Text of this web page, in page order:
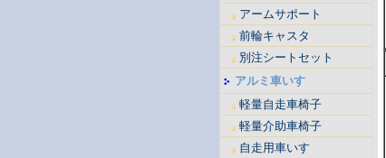
アームサポート
前輪キャスタ
別注シートセット
アルミ車いす
軽量自走車椅子
軽量介助車椅子
自走用車いす